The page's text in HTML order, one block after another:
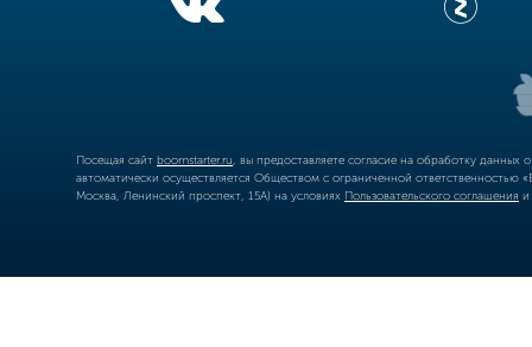
Посещая сайт boomstarter.ru , вы предоставляете согласие на обработку
автоматически осуществляется Обществом с ограниченной
Москва, Ленинский проспект, 15А) на условиях Пользовательского соглашения и